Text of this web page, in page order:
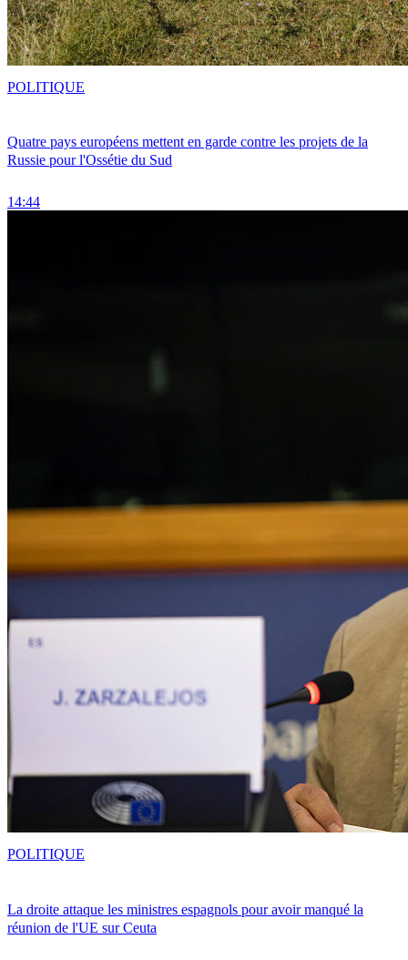
Quatre pays européens mettent en garde contre les projets de la
Russie pour l'Ossétie du Sud
14:44
POLITIQUE
La droite attaque les ministres espagnols pour avoir manqué la
réunion de l'UE sur Ceuta
POLITIQUE